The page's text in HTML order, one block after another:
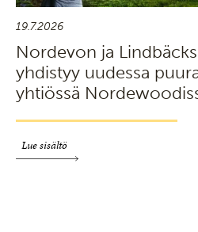
19.7.2026
Nordevon ja
yhdistyy uudessa
yhtiössä
Lue sisältö